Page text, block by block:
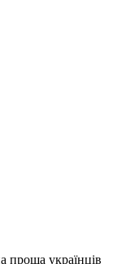
проща українців